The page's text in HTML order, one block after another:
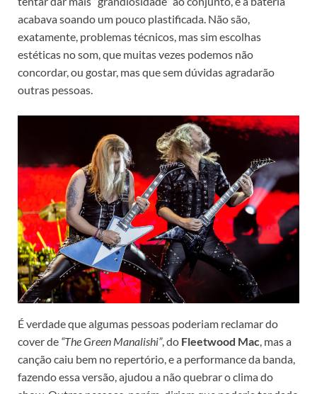
acabava soando um pouco plastificada. Não são,
exatamente, problemas técnicos, mas sim escolhas
estéticas no som, que muitas vezes podemos não
concordar, ou gostar, mas que sem dúvidas agradarão
outras pessoas.
É verdade que algumas pessoas poderiam reclamar do
cover de “The Green Manalishi”, do Fleetwood Mac, mas a
canção caiu bem no repertório, e a performance da banda,
fazendo essa versão, ajudou a não quebrar o clima do